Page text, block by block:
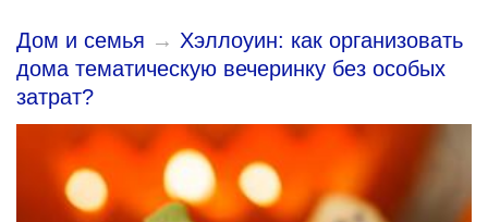
Дом и семья → Хэллоуин: как организовать
дома тематическую вечеринку без особых
затрат?